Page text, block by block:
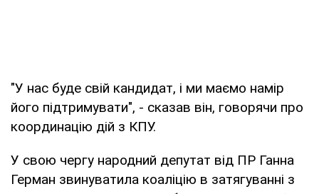
"У нас буде свій кандидат, і ми маємо намір
його підтримувати", - сказав він, говорячи про
координацію дій з КПУ.
У свою чергу народний депутат від ПР Ганна
Герман звинуватила коаліцію в затягуванні з